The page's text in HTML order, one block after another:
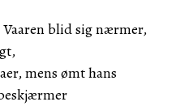
blid sig nærmer,
mens ømt hans